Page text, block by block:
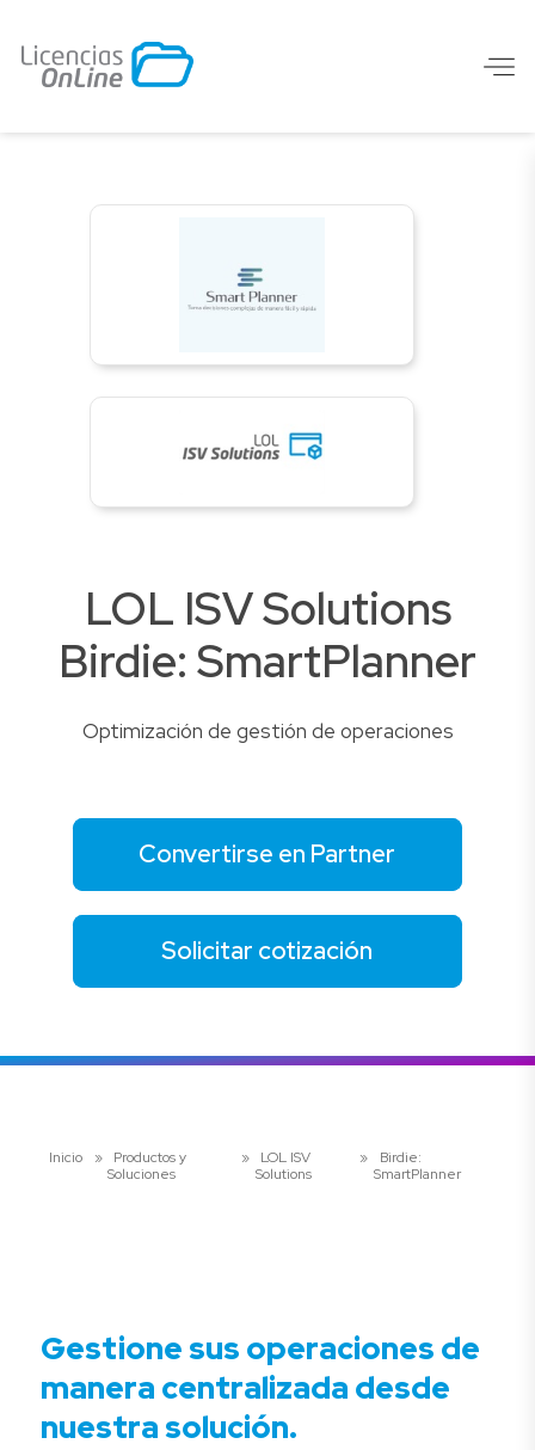
LOL ISV Solutions
Birdie: SmartPlanner
Optimización de gestión de operaciones
Convertirse en Partner
Solicitar cotización
Inicio »
Productos y
Soluciones
»
LOL ISV
Solutions
»
Birdie:
SmartPlanner
Gestione sus operaciones de
manera centralizada desde
nuestra solución.